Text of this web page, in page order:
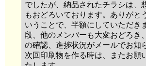
でしたが、納品されたチラシは、
もおどろいております。ありがと
いうことで、半額にしていただき
段、他のメンバーも大変おどろき
の確認、進捗状況がメールでお知
次回印刷物を作る時は、またお願